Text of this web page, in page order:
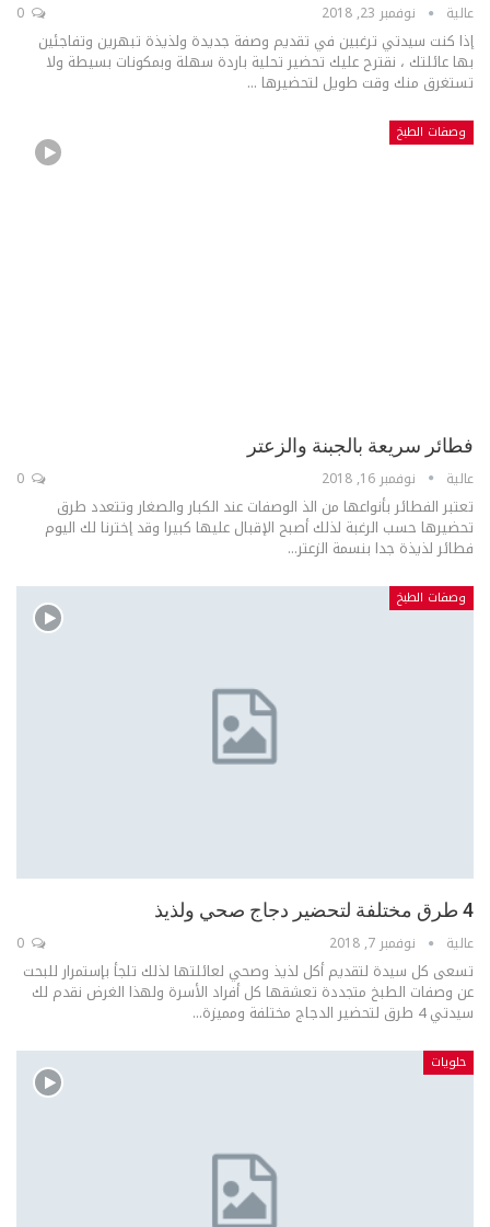
عالية نوفمبر 23, 2018
إذا كنت سيدتي ترغبين في تقديم وصفة جديدة ولذيذة تبهرين وتفاجئين
بها عائلتك ، نقترح عليك تحضير تحلية باردة سهلة وبمكونات بسيطة ولا
تستغرق منك وقت طويل لتحضيرها ...
وصفات الطبخ
فطائر سريعة بالجبنة والزعتر
عالية نوفمبر 16, 2018
تعتبر الفطائر بأنواعها من الذ الوصفات عند الكبار والصغار وتتعدد طرق
تحضيرها حسب الرغبة لذلك أصبح الإقبال عليها كبيرا وقد إخترنا لك اليوم
فطائر لذيذة جدا بنسمة الزعتر...
وصفات الطبخ
4 طرق مختلفة لتحضير دجاج صحي ولذيذ
عالية نوفمبر 7, 2018
تسعى كل سيدة لتقديم أكل لذيذ وصحي لعائلتها لذلك تلجأ بإستمرار للبحت
عن وصفات الطبخ متجددة تعشقها كل أفراد الأسرة ولهذا الغرض نقدم لك
سيدتي 4 طرق لتحضير الدجاج مختلفة ومميزة...
حلويات